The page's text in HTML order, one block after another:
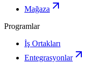
Mağaza
Programlar
İş Ortakları
Entegrasyonlar